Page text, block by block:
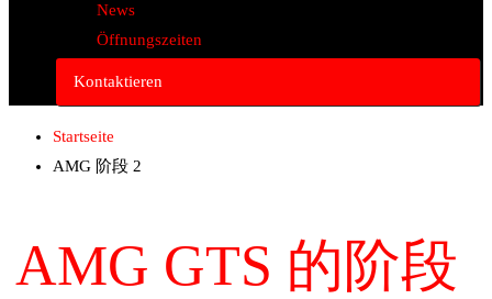
News
Öffnungszeiten
Kontaktieren
Startseite
AMG 阶段 2
AMG GTS 的阶段